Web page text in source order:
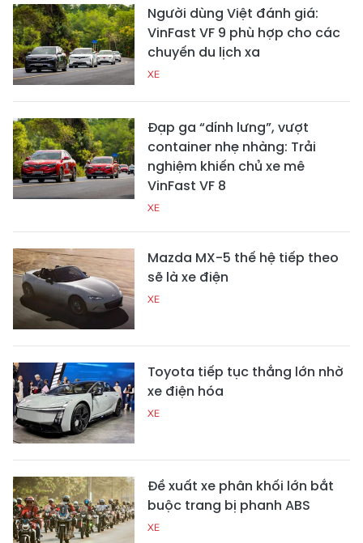
Người dùng Việt đánh giá:
VinFast VF 9 phù hợp cho các
chuyến du lịch xa
XE
Đạp ga “dính lưng”, vượt
container nhẹ nhàng: Trải
nghiệm khiến chủ xe mê
VinFast VF 8
XE
Mazda MX-5 thế hệ tiếp theo
sẽ là xe điện
XE
Toyota tiếp tục thắng lớn nhờ
xe điện hóa
XE
Đề xuất xe phân khối lớn bắt
buộc trang bị phanh ABS
XE